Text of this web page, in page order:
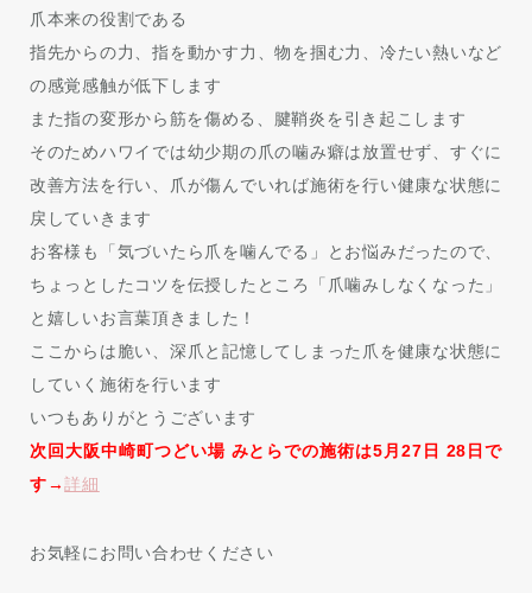
爪本来の役割である
指先からの力、指を動かす力、物を掴む力、冷たい熱いなど
の感覚感触が低下します
また指の変形から筋を傷める、腱鞘炎を引き起こします
そのためハワイでは幼少期の爪の噛み癖は放置せず、すぐに
改善方法を行い、爪が傷んでいれば施術を行い健康な状態に
戻していきます
お客様も「気づいたら爪を噛んでる」とお悩みだったので、
ちょっとしたコツを伝授したところ「爪噛みしなくなった」
と嬉しいお言葉頂きました！
ここからは脆い、深爪と記憶してしまった爪を健康な状態に
していく施術を行います
いつもありがとうございます
次回大阪中崎町つどい場 みとらでの施術は5月27日 28日で
す→詳細
お気軽にお問い合わせください